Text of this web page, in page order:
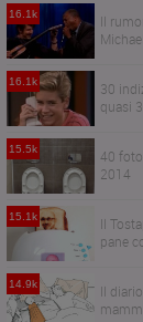
Il
16.1k
30
quasi
16.1k
40
2014
15.5k
Il
pane
15.1k
Il
14.9k